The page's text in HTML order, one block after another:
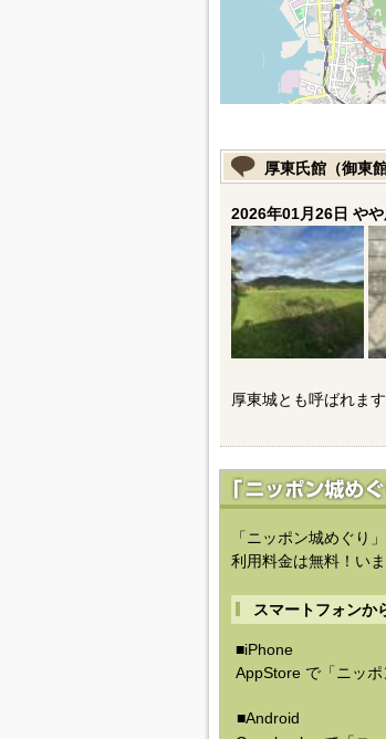
厚東氏館（御東
2026年01月26日 やや
厚東城とも呼ばれま
「ニッポン城めぐり
利用料金は無料！い
スマートフォンか
■iPhone
AppStore で「ニッポ
■Android